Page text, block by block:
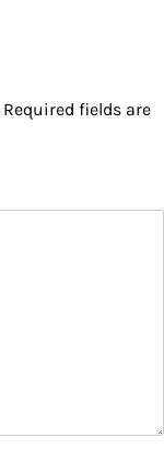
Required fields are